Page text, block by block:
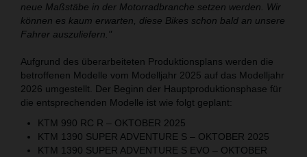
neue Maßstäbe in der Motorradbranche setzen werden. Wir
können es kaum erwarten, diese Bikes schon bald an unsere
Fahrer auszuliefern."
Aufgrund des überarbeiteten Produktionsplans werden die
betroffenen Modelle vom Modelljahr 2025 auf das Modelljahr
2026 umgestellt. Der Beginn der Hauptproduktionsphase für
die entsprechenden Modelle ist wie folgt geplant:
KTM 990 RC R – OKTOBER 2025
KTM 1390 SUPER ADVENTURE S – OKTOBER 2025
KTM 1390 SUPER ADVENTURE S EVO – OKTOBER